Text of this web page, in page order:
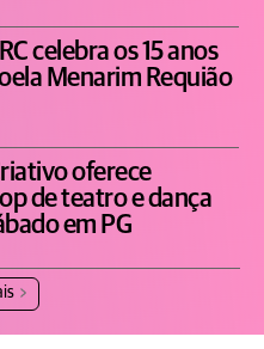
celebra os 15 anos
Menarim Requião
oferece
de teatro e dança
em PG